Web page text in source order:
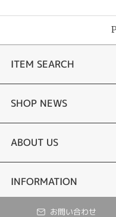
お問い合わせ
ITEM SEARCH
婚約指輪
結婚指輪
あこや真珠ネックレス
黒蝶真珠ネックレス
SHOP NEWS
ジュエリーリフォーム
オーダーメイド
ABOUT US
店舗情報
INFORMATION
© Tesoro-